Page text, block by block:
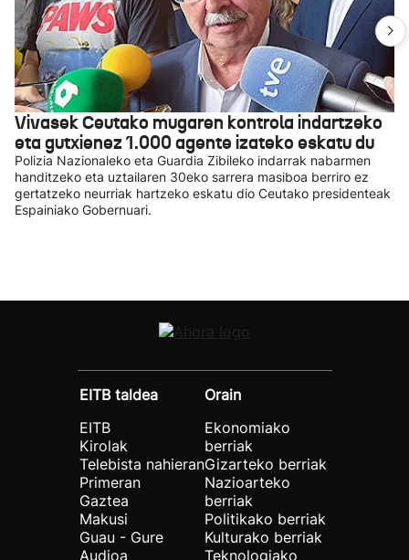
Vivasek Ceutako mugaren kontrola indartzeko
eta gutxienez 1.000 agente izateko eskatu du
Polizia Nazionaleko eta Guardia Zibileko indarrak nabarmen
handitzeko eta uztailaren 30eko sarrera masiboa berriro ez
gertatzeko neurriak hartzeko eskatu dio Ceutako presidenteak
Espainiako Gobernuari.
EITB taldea
EITB
Kirolak
Telebista nahieran
Primeran
Gaztea
Makusi
Guau - Gure
Audioa
Orain
Ekonomiako
berriak
Gizarteko berriak
Nazioarteko
berriak
Politikako berriak
Kulturako berriak
Teknologiako